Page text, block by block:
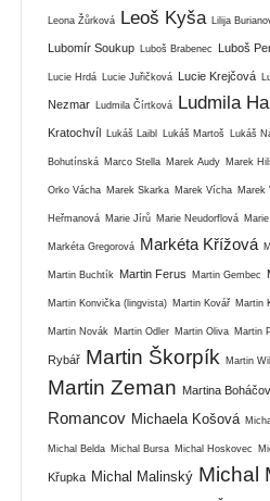
Leona Žůrková Leoš Kyša Lilija
Lubomír Soukup Luboš Brabenec Luboš
Lucie Hrdá Lucie Juřičková Lucie Krejčová
Nezmar Ludmila Čírtková Ludmila
Kratochvíl Lukáš Laibl Lukáš Martoš Lukáš
Bohutínská Marco Stella Marek Audy Marek
Orko Vácha Marek Skarka Marek Vícha Marek
Heřmanová Marie Jírů Marie Neudorflová
Markéta Gregorová Markéta Křížová
Martin Buchtík Martin Ferus Martin Gembec
Martin Konvička (lingvista) Martin Kovář Martin
Martin Novák Martin Odler Martin Oliva Martin
Rybář Martin Škorpík Martin
Martin Zeman Martina
Romancov Michaela Košová
Michal Belda Michal Bursa Michal Hoskovec
Křupka Michal Malinský Michal